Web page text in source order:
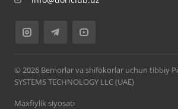
© 2026 Bemorlar va shifokorlar uchun tibbiy
SYSTEMS TECHNOLOGY LLC (UAE)
Maxfiylik siyosati